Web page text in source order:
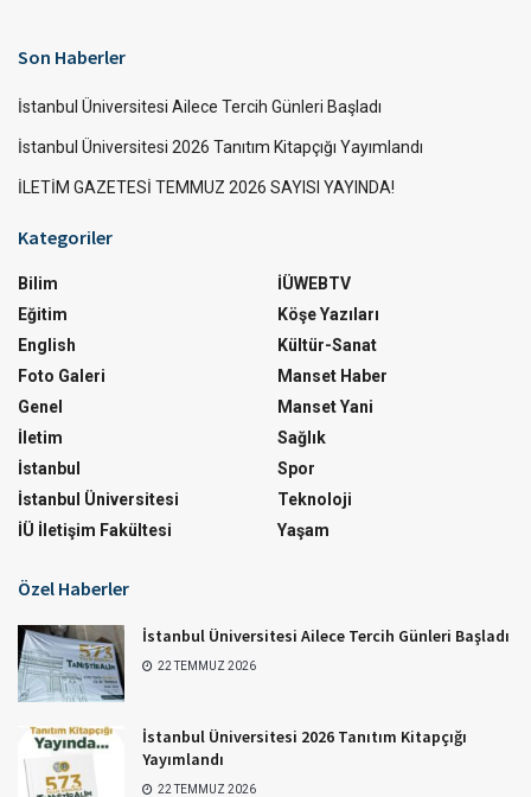
Son Haberler
İstanbul Üniversitesi Ailece Tercih Günleri Başladı
İstanbul Üniversitesi 2026 Tanıtım Kitapçığı Yayımlandı
İLETİM GAZETESİ TEMMUZ 2026 SAYISI YAYINDA!
Kategoriler
Bilim
Eğitim
English
Foto Galeri
Genel
İletim
İstanbul
İstanbul Üniversitesi
İÜ İletişim Fakültesi
İÜWEBTV
Köşe Yazıları
Kültür-Sanat
Manset Haber
Manset Yani
Sağlık
Spor
Teknoloji
Yaşam
Özel Haberler
İstanbul Üniversitesi Ailece Tercih Günleri Başladı
22 TEMMUZ 2026
İstanbul Üniversitesi 2026 Tanıtım Kitapçığı
Yayımlandı
22 TEMMUZ 2026